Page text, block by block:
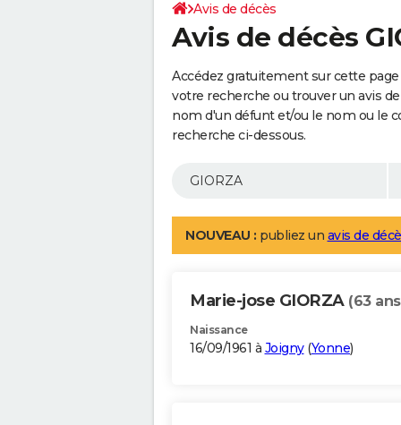
Avis de décès
Avis de décès
Accédez gratuitement sur cette page
votre recherche ou trouver un avis
nom d'un défunt et/ou le nom ou le
recherche ci-dessous.
NOUVEAU : publiez un avis de
Marie-jose GIORZA (63
Naissance
16/09/1961 à Joigny(Yonne)